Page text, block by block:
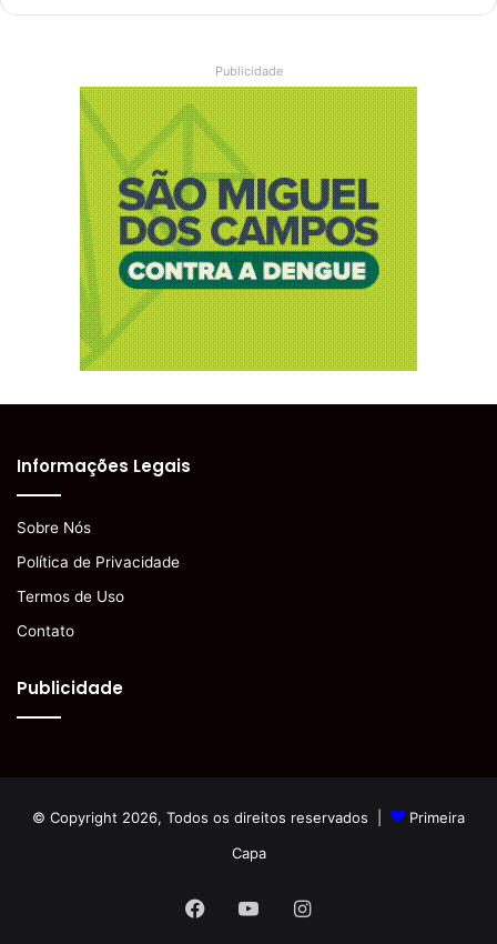
Publicidade
Informações Legais
Sobre Nós
Política de Privacidade
Termos de Uso
Contato
Publicidade
© Copyright 2026, Todos os direitos reservados |
Primeira
Capa
Facebook
YouTubeInstagram